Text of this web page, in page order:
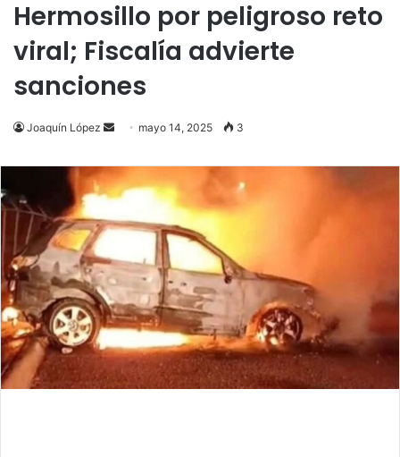
Hermosillo por peligroso reto
viral; Fiscalía advierte
sanciones
Joaquín López
Send
email
mayo 14, 2025 3